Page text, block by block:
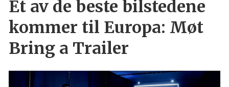
Et av de beste bilstedene
kommer til Europa: Møt
Bring a Trailer